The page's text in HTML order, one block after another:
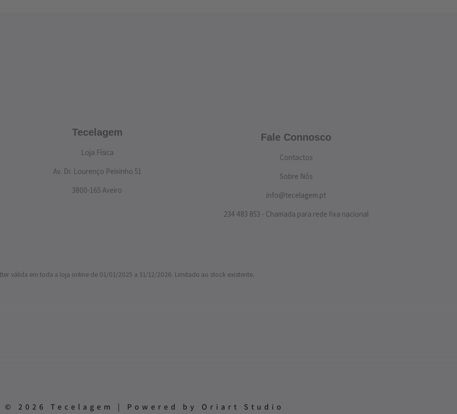
Tecelagem
Loja Física
Av. Dr. Lourenço Peixinho 51
3800-165 Aveiro
Fale Connosco
Contactos
Sobre Nós
info@tecelagem.pt
234 483 853 - Chamada para rede fixa nacional
válida em toda a loja online de 01/01/2025 a 31/12/2026. Limitado ao stock existente.
© 2026 Tecelagem | Powered by Oriart Studio